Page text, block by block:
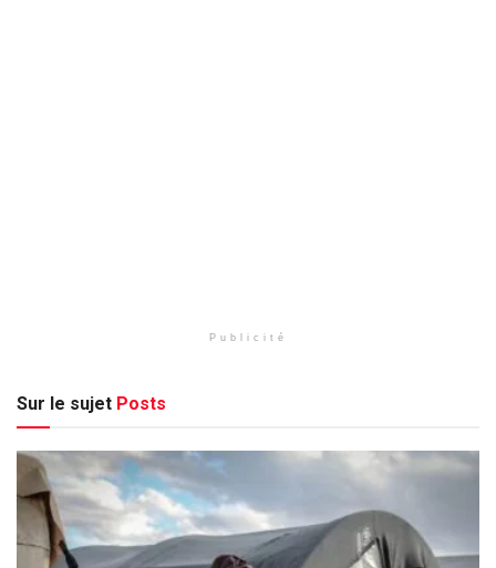
Publicité
Sur le sujet Posts